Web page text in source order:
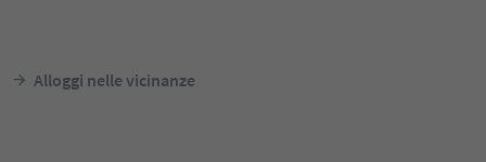
Alloggi nelle vicinanze